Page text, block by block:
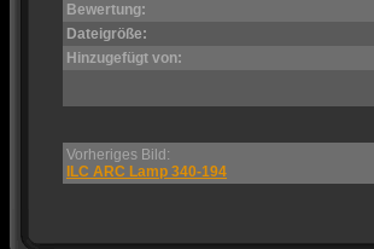
Bewertung:
Dateigröße:
Hinzugefügt von:
Vorheriges Bild:
ILC ARC Lamp 340-194